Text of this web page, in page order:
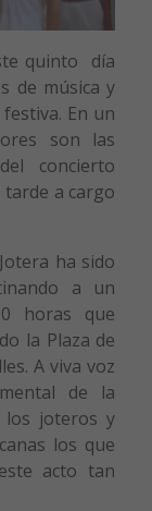
quinto día
de música y
En un
son las
concierto
a cargo
ha sido
a un
horas que
la Plaza de
A viva voz
de la
los joteros y
los que
acto tan